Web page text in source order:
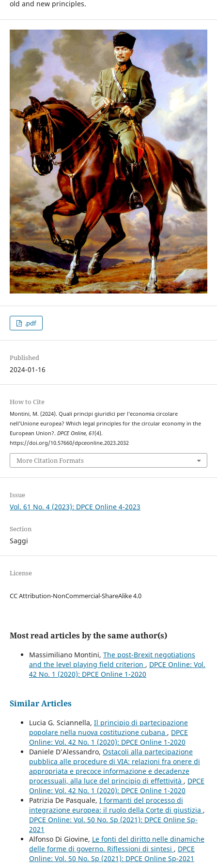
old and new principles.
.pdf
Published
2024-01-16
How to Cite
Montini, M. (2024). Quali principi giuridici per l’economia circolare
nell’Unione europea? Which legal principles for the circular economy in the
European Union?. DPCE Online, 61(4).
https://doi.org/10.57660/dpceonline.2023.2032
More Citation Formats
Issue
Vol. 61 No. 4 (2023): DPCE Online 4-2023
Section
Saggi
License
CC Attribution-NonCommercial-ShareAlike 4.0
Most read articles by the same author(s)
Massimiliano Montini, The post-Brexit negotiations
and the level playing field criterion , DPCE Online: Vol.
42 No. 1 (2020): DPCE Online 1-2020
Similar Articles
Lucia G. Sciannella, Il principio di partecipazione
popolare nella nuova costituzione cubana , DPCE
Online: Vol. 42 No. 1 (2020): DPCE Online 1-2020
Daniele D’Alessandro, Ostacoli alla partecipazione
pubblica alle procedure di VIA: relazioni fra onere di
appropriata e precoce informazione e decadenze
processuali, alla luce del principio di effettività , DPCE
Online: Vol. 42 No. 1 (2020): DPCE Online 1-2020
Patrizia De Pasquale, I formanti del processo di
integrazione europea: il ruolo della Corte di giustizia ,
DPCE Online: Vol. 50 No. Sp (2021): DPCE Online Sp-
2021
Alfonso Di Giovine, Le fonti del diritto nelle dinamiche
delle forme di governo. Riflessioni di sintesi , DPCE
Online: Vol. 50 No. Sp (2021): DPCE Online Sp-2021